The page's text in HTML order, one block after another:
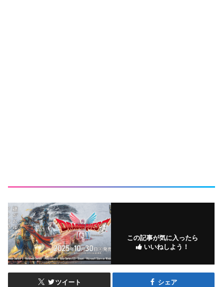
この記事が気に入ったら
いいねしよう！
ツイート シェア